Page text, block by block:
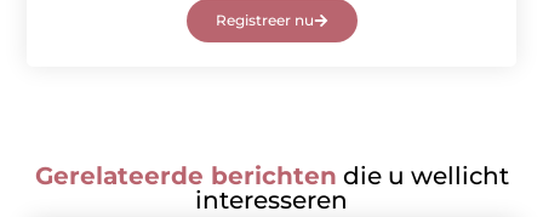
Registreer nu
Gerelateerde berichten die u wellicht
interesseren